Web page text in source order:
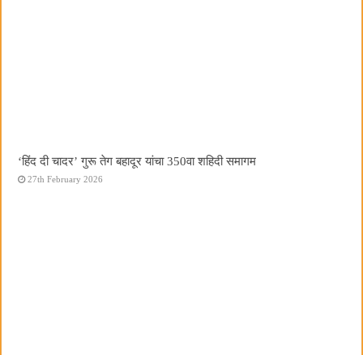
‘हिंद दी चादर’ गुरू तेग बहादूर यांचा 350वा शहिदी समागम
27th February 2026